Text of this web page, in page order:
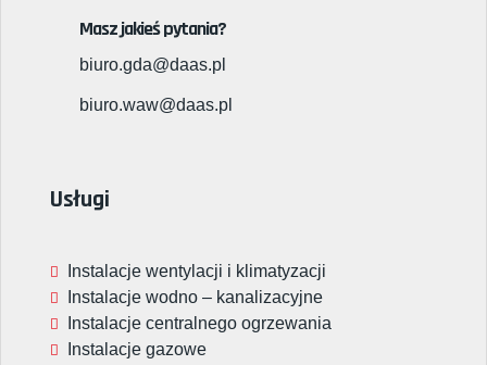
Masz jakieś pytania?
biuro.gda@daas.pl
biuro.waw@daas.pl
Usługi
Instalacje wentylacji i klimatyzacji
Instalacje wodno – kanalizacyjne
Instalacje centralnego ogrzewania
Instalacje gazowe